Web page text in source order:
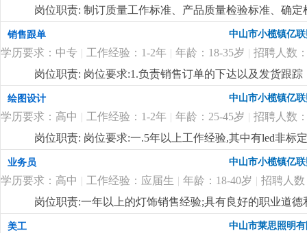
绩效奖，社保，公费学习更详细...
岗位职责: 制订质量工作标准、产品质量检验标准、确
全过程的质量管理工作，对所承担的工作负责；岗位要
货、索赔等异常处理，组织相关部门调查、分析协调各
料、半成品、成品的抽检及产线上的操作工艺流程进行
领导交代的各项工作任务；更详细...
销售跟单 中山市小榄镇亿
学历要求：中专 | 工作经验：1-2年 | 年龄：18-35岁 | 招聘人数
岗位职责: 岗位要求:1.负责销售订单的下达以及发货跟
账款的回收跟进；4.负责客户投诉的信息接口传递工作
更新维护等等；
绘图设计 中山市小榄镇亿
学历要求：高中 | 工作经验：1-2年 | 年龄：25-45岁 | 招聘人数
岗位职责: 岗位要求:一.5年以上工作经验,其中有led非标
pro/e或solidworks等相关设计软件。4.认识灯具制作流
势,能够自立完成电子或者结构设计;5.具有良好的交流
际关系良好,听从管理顾全大局;主要负责新产品项目的
有需求的人士，欢迎加入我们的团队！更详细...
业务员 中山市小榄镇亿
学历要求：高中 | 工作经验：应届生 | 年龄：18-40岁 | 招聘人数
岗位职责:一年以上的灯饰销售经验;具有良好的职业道
通，具有良好的市场开发能力，熟悉电脑操作及相关软
美工 中山市莱思照明